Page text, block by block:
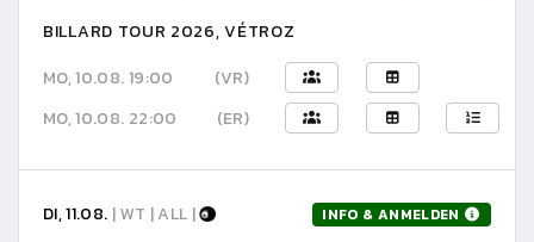
BILLARD TOUR 2026, VÉTROZ
MO, 10.08. 19:00
(VR)
MO, 10.08. 22:00
(ER)
DI, 11.08. | WT | ALL | INFO & ANMELDEN